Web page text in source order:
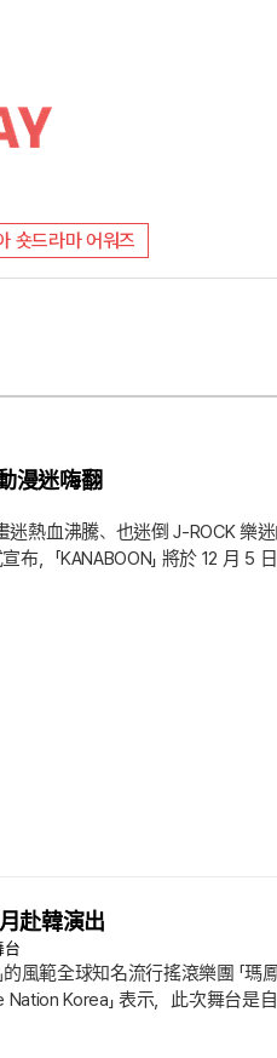
숏드라마 어워즈
漫迷嗨翻
熱血沸騰、也迷倒 J-ROCK 樂迷
，「KANABOON」 將於 12 月 5
赴韓演出
台
風範全球知名流行搖滾樂團 「瑪
Nation Korea」 表示，此次舞台